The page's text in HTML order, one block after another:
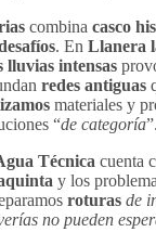
combina casco
. En Llanera
lluvias intensas
redes antiguas
materiales y
“de categoría”.
Técnica cuenta
y los
roturas de
no pueden